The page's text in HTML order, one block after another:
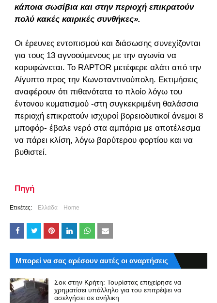
κάποια σωσίβια και στην περιοχή επικρατούν
πολύ κακές καιρικές συνθήκες».
Οι έρευνες εντοπισμού και διάσωσης συνεχίζονται
για τους 13 αγνοούμενους με την αγωνία να
κορυφώνεται. Το RAPTOR μετέφερε αλάτι από την
Αίγυπτο προς την Κωνσταντινούπολη. Εκτιμήσεις
αναφέρουν ότι πιθανότατα το πλοίο λόγω του
έντονου κυματισμού -στη συγκεκριμένη θαλάσσια
περιοχή επικρατούν ισχυροί βορειοδυτικοί άνεμοι 8
μποφόρ- έβαλε νερό στα αμπάρια με αποτέλεσμα
να πάρει κλίση, λόγω βαρύτερου φορτίου και να
βυθιστεί.
Πηγή
Ετικέτες: Ελλάδα Home
Μπορεί να σας αρέσουν αυτές οι αναρτήσεις
Σοκ στην Κρήτη: Τουρίστας επιχείρησε να
χρηματίσει υπάλληλο για του επιτρέψει να
ασελγήσει σε ανήλικη